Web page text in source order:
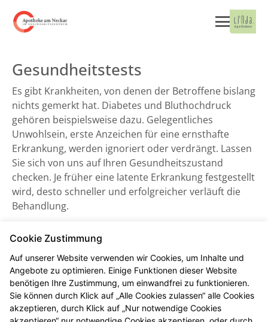
Gesundheitstests
Es gibt Krankheiten, von denen der Betroffene bislang
nichts gemerkt hat. Diabetes und Bluthochdruck
gehören beispielsweise dazu. Gelegentliches
Unwohlsein, erste Anzeichen für eine ernsthafte
Erkrankung, werden ignoriert oder verdrängt. Lassen
Sie sich von uns auf Ihren Gesundheitszustand
checken. Je früher eine latente Erkrankung festgestellt
wird, desto schneller und erfolgreicher verläuft die
Behandlung.
Blutdruckmessung
Gesundheits-Check
Knochendichte-Messungen
Cookie Zustimmung
Auf unserer Website verwenden wir Cookies, um Inhalte und
Angebote zu optimieren. Einige Funktionen dieser Website
benötigen Ihre Zustimmung, um einwandfrei zu funktionieren.
Sie können durch Klick auf „Alle Cookies zulassen“ alle Cookies
akzeptieren, durch Klick auf „Nur notwendige Cookies